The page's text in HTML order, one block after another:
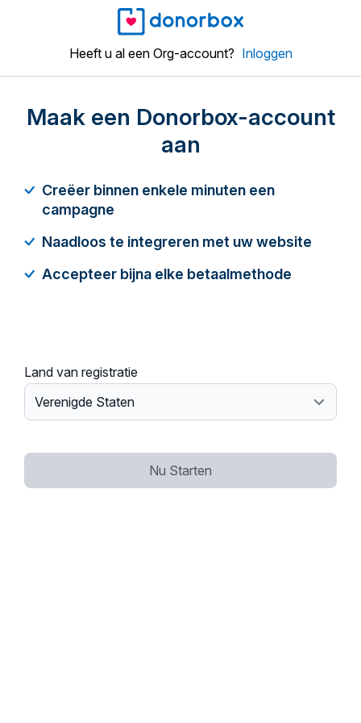
Heeft u al een Org-account? Inloggen
Maak een Donorbox-account
aan
Creëer binnen enkele minuten een
campagne
Naadloos te integreren met uw website
Accepteer bijna elke betaalmethode
Land van registratie
Nu Starten